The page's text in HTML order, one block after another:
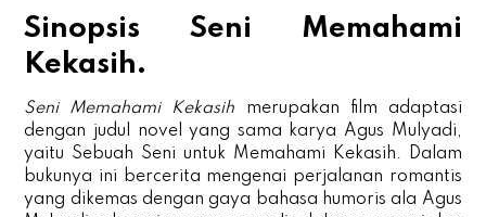
Sinopsis Seni Memahami
Kekasih.
Seni Memahami Kekasih merupakan film adaptasi
dengan judul novel yang sama karya Agus Mulyadi,
yaitu Sebuah Seni untuk Memahami Kekasih. Dalam
bukunya ini bercerita mengenai perjalanan romantis
yang dikemas dengan gaya bahasa humoris ala Agus